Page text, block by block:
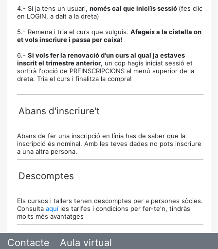
4.- Si ja tens un usuari, només cal que iniciïs sessió (fes clic
en LOGIN, a dalt a la dreta)
5.- Remena i tria el curs que vulguis. Afegeix a la cistella on
et vols inscriure i passa per caixa!
6.- Si vols fer la renovació d'un curs al qual ja estaves
inscrit el trimestre anterior, un cop hagis iniciat sessió et
sortirà l'opció de PREINSCRIPCIONS al menú superior de la
dreta. Tria el curs i finalitza la compra!
Abans d'inscriure't
Abans de fer una inscripció en línia has de saber que la
inscripció és nominal. Amb les teves dades no pots inscriure
a una altra persona.
Descomptes
Els cursos i tallers tenen descomptes per a persones sòcies.
Consulta aquí les tarifes i condicions per fer-te'n, tindràs
molts més avantatges
Contacte Aula virtual